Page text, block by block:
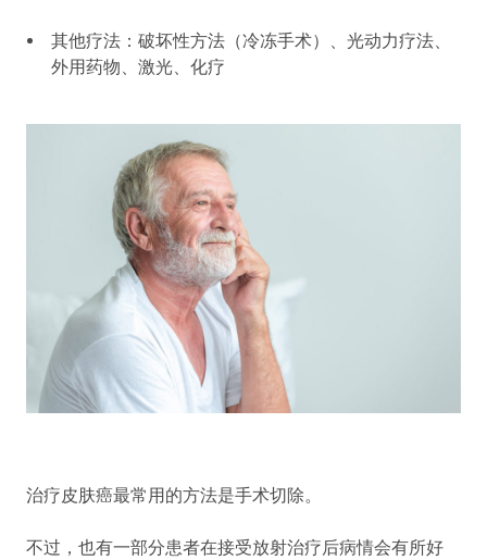
其他疗法：破坏性方法（冷冻手术）、光动力疗法、
外用药物、激光、化疗
治疗皮肤癌最常用的方法是手术切除。
不过，也有一部分患者在接受放射治疗后病情会有所好